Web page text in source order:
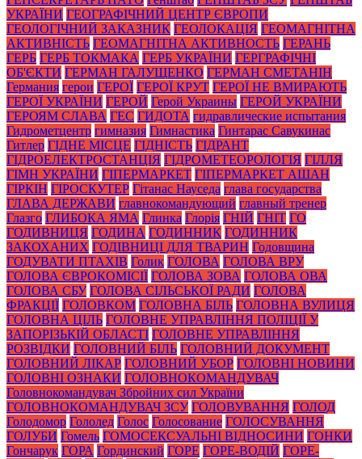
УКРАЇНИ ГЕОГРАФІЧНИЙ ЦЕНТР ЄВРОПИ
ГЕОЛОГІЧНИЙ ЗАКАЗНИК ГЕОЛОКАЦІЯ ГЕОМАГНІТНА
АКТИВНІСТЬ ГЕОМАГНІТНА АКТИВНОСТЬ ГЕРАНЬ
ГЕРБ ГЕРБ ТОКМАКА ГЕРБ УКРАЇНИ ГЕРГРАФІЧНІ
ОБ'ЄКТИ ГЕРМАН ГАЛУЩЕНКО ГЕРМАН СМЕТАНІН
Германия герои ГЕРОЇ ГЕРОЇ КРУТ ГЕРОЇ НЕ ВМИРАЮТЬ
ГЕРОЇ УКРАЇНИ ГЕРОЙ Герой Украины ГЕРОЙ УКРАЇНИ
ГЕРОЯМ СЛАВА ГЕС ГИДОТА гидравлические испытания
Гидрометцентр гимназия Гимнастика Гинтарас Савукинас
Гитлер ГІДНЕ МІСЦЕ ГІДНІСТЬ ГІДРАНТ
ГІДРОЕЛЕКТРОСТАНЦІЯ ГІДРОМЕТЕОРОЛОГІЯ ГІЛЛЯ
ГІМН УКРАЇНИ ГІПЕРМАРКЕТ ГІПЕРМАРКЕТ АШАН
ГІРКІН ГІРОСКУТЕР Гітанас Науседа глава государства
ГЛАВА ДЕРЖАВИ главнокомандующий главный тренер
Глазго ГЛИБОКА ЯМА Глинка Глорія ГНІЙ ГНІТ ГО
ГОДИВНИЦЯ ГОДИНА ГОДИННИК ГОДИННИК
ЗАКОХАНИХ ГОДІВНИЦІ ДЛЯ ТВАРИН Годовщина
ГОДУВАТИ ПТАХІВ Голик ГОЛОВА ГОЛОВА ВРУ
ГОЛОВА ЄВРОКОМІСІЇ ГОЛОВА ЗОВА ГОЛОВА ОВА
ГОЛОВА СБУ ГОЛОВА СІЛЬСЬКОЇ РАДИ ГОЛОВА
ФРАКЦІЇ ГОЛОВКОМ ГОЛОВНА БІЛЬ ГОЛОВНА ВУЛИЦЯ
ГОЛОВНА ЦІЛЬ ГОЛОВНЕ УПРАВЛІННЯ ПОЛІЦІЇ У
ЗАПОРІЗЬКІЙ ОБЛАСТІ ГОЛОВНЕ УПРАВЛІННЯ
РОЗВІДКИ ГОЛОВНИЙ БІЛЬ ГОЛОВНИЙ ДОКУМЕНТ
ГОЛОВНИЙ ЛІКАР ГОЛОВНИЙ УБОР ГОЛОВНІ НОВИНИ
ГОЛОВНІ ОЗНАКИ ГОЛОВНОКОМАНДУВАЧ
Головнокомандувач Збройних сил України
ГОЛОВНОКОМАНДУВАЧ ЗСУ ГОЛОВУВАННЯ ГОЛОД
Голодомор Гололед Голос Голосование ГОЛОСУВАННЯ
ГОЛУБИ Гомель ГОМОСЕКСУАЛЬНІ ВІДНОСИНИ ГОНКИ
Гончарук ГОРА Гординский ГОРЕ ГОРЕ-ВОДІЙ ГОРЕ-